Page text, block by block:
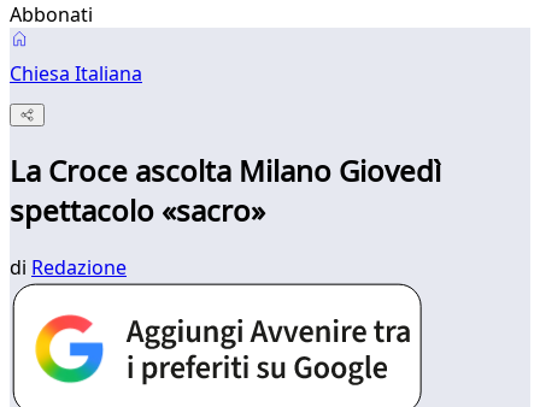
Abbonati
Chiesa Italiana
La Croce ascolta Milano Giovedì
spettacolo «sacro»
di Redazione